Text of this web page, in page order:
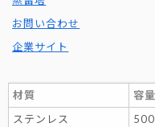
お問い合わせ
企業サイト
材質 容
ステンレス